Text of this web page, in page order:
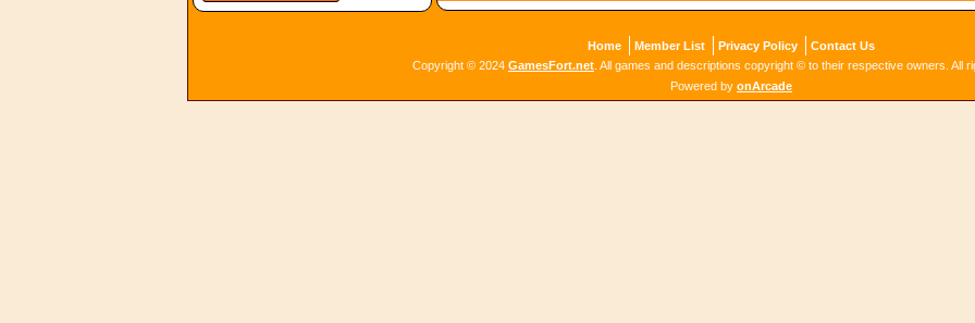
Home Member List Privacy Policy
Contact Us
Copyright © 2024 GamesFort.net . All games and descriptions copyright © to their respective owners. All
Powered by onArcade